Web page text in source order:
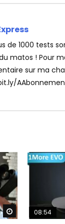
de 1000 tests
matos ! Pour
sur ma
Watch Later
08:54